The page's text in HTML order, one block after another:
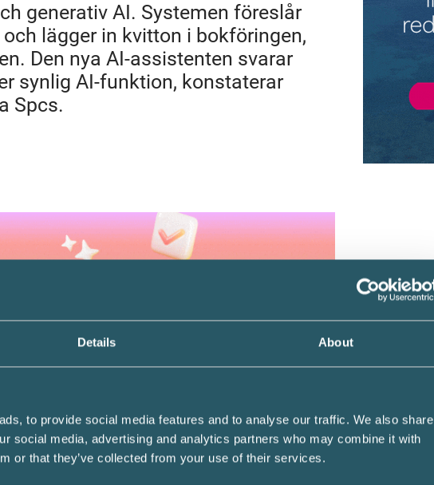
Details About
to provide social media features and to analyse our traffic. We also share
social media, advertising and analytics partners who may combine it with
or that they’ve collected from your use of their services.
generativ AI. Systemen föreslår
lägger in kvitton i bokföringen,
Den nya AI-assistenten svarar
synlig AI-funktion, konstaterar
Spcs.
Visma Lön Smart, Visma Lön
och vidareutvecklas av Fredrik
I dagsläget används inga
används en process för att
områden; om det noteras att AI-